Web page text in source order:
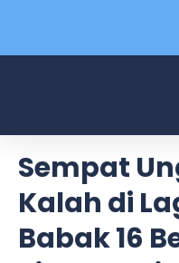
Sempat
Kalah di
Babak 16